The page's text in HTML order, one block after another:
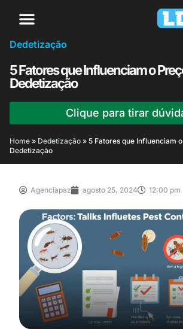
Dedetização
5 Fatores que Influenciam o
Dedetização
Clique para tirar
Home » Dedetização » 5 Fatores que Influenciam
Dedetização
Agenciapaz agosto 25, 2024 12:00 pm